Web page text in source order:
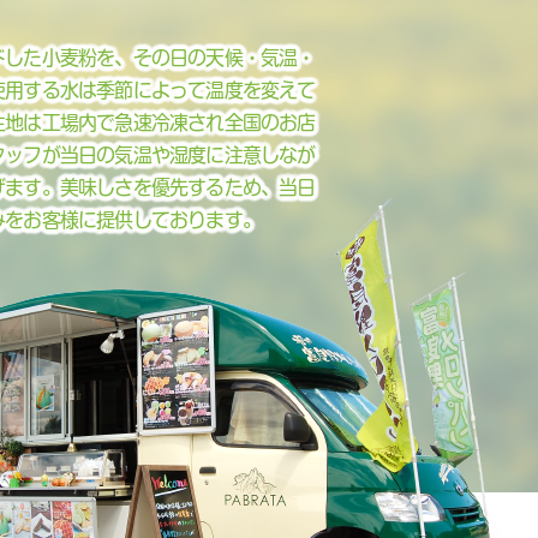
た小麦粉を、その日の天候・気温・
する水は季節によって温度を変えて
は工場内で急速冷凍され全国のお店
フが当日の気温や湿度に注意しなが
す。美味しさを優先するため、当日
お客様に提供しております。